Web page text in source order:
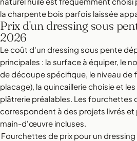
la charpente bois parfois laissée
Prix d'un dressing sous
2026
Le coût d'un dressing sous pente
principales : la surface à équiper, le
de découpe spécifique, le niveau de
placage), la quincaillerie choisie et
plâtrerie préalables. Les fourchettes
correspondent à des projets livrés
main-d'œuvre incluses.
Fourchettes de prix pour un